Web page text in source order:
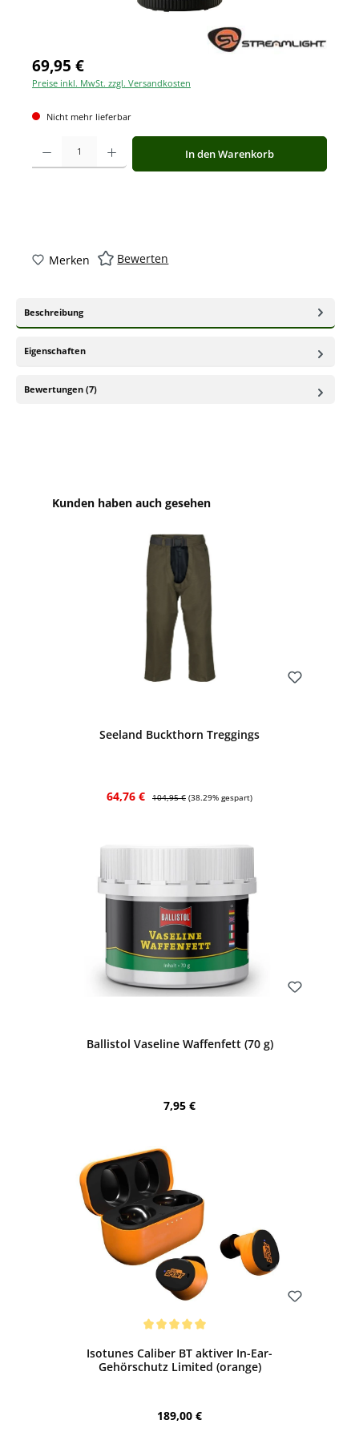
69,95 €
Preise inkl. MwSt. zzgl. Versandkosten
Nicht mehr lieferbar
Produkt Anzahl: Gib den gewünschten Wert ein oder benutze die
In den Warenkorb
Merken Bewerten
Beschreibung
Eigenschaften
Bewertungen (7)
Produktgalerie überspringen
Kunden haben auch gesehen
Seeland Buckthorn Treggings
Verkaufspreis:
64,76 € Regulärer Preis:
104,95 € (38.29% gespart)
Ballistol Vaseline Waffenfett (70 g)
Regulärer Preis:
7,95 €
Isotunes Caliber BT aktiver In-Ear-
Gehörschutz Limited (orange)
Regulärer Preis:
189,00 €